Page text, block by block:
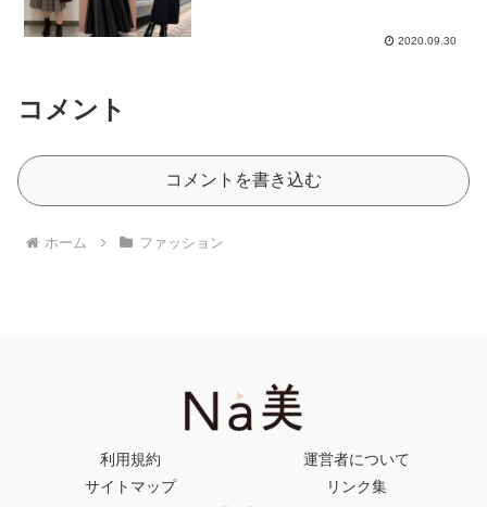
2020.09.30
コメント
コメントを書き込む
ホーム ファッション
利用規約
運営者について
サイトマップ
リンク集